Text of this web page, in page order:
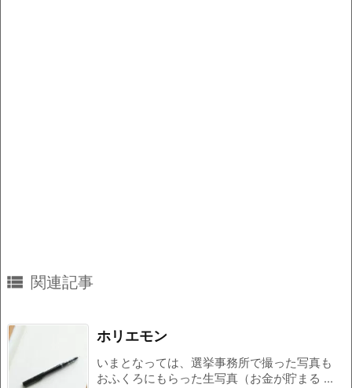
 関連記事
ホリエモン
いまとなっては、選挙事務所で撮った写真も
おふくろにもらった生写真（お金が貯まる ...